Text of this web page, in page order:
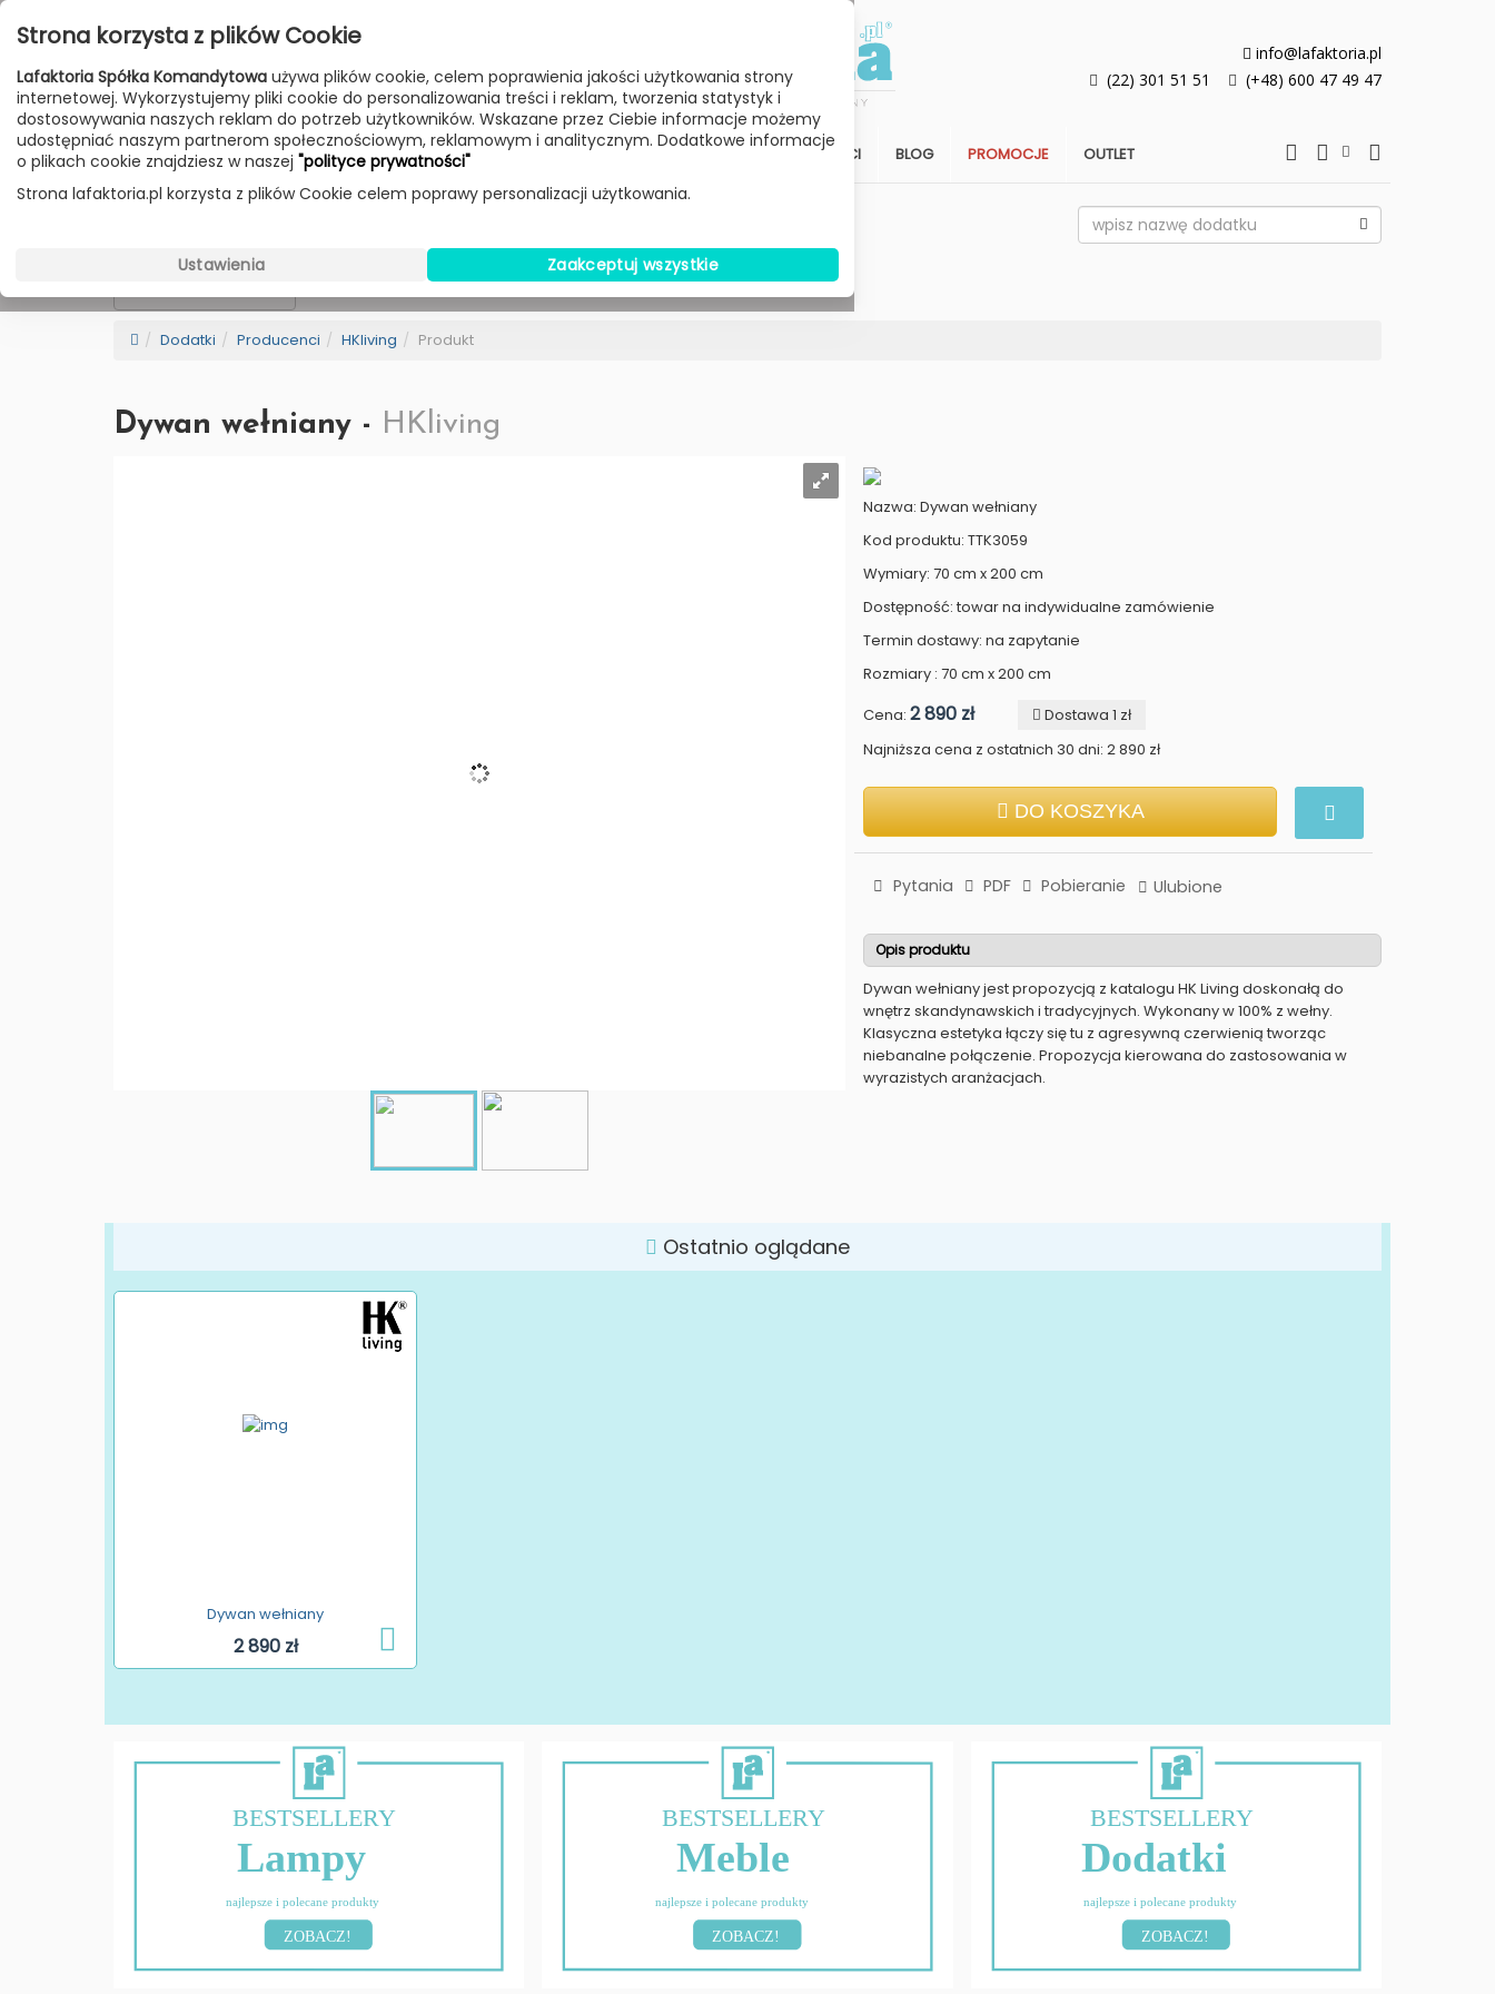
Przejdź do treści
Poniedziałek - Piątek 10:00-18:00
Sobota 10:00-14:00
info@lafaktoria.pl
(22) 301 51 51
(+48) 600 47 49 47
HOME LAMPY MEBLE DODATKI STREFA KLIENTA ARCHITEKCI BLOG PROMOCJE OUTLET
BESTSELLER W MAGAZYNIE
Dodatki Producenci HKliving Produkt
Dywan wełniany - HKliving
Nazwa: Dywan wełniany
Kod produktu: TTK3059
Wymiary: 70 cm x 200 cm
Dostępność: towar na indywidualne zamówienie
Termin dostawy: na zapytanie
Rozmiary : 70 cm x 200 cm
Cena:2 890 zł
Dostawa 1 zł
Najniższa cena z ostatnich 30 dni: 2 890 zł
DO KOSZYKA
Pytania PDF Pobieranie Ulubione
Opis produktu
Dywan wełniany jest propozycją z katalogu HK Living doskonałą do
wnętrz skandynawskich i tradycyjnych. Wykonany w 100% z wełny.
Klasyczna estetyka łączy się tu z agresywną czerwienią tworząc
niebanalne połączenie. Propozycja kierowana do zastosowania w
wyrazistych aranżacjach.
Ostatnio oglądane
Dywan wełniany
2 890 zł
BESTSELLERY
Lampy
najlepsze i polecane produkty
ZOBACZ!
BESTSELLERY
Meble
najlepsze i polecane produkty
ZOBACZ!
BESTSELLERY
Dodatki
najlepsze i polecane produkty
ZOBACZ!
Strona korzysta z plików Cookie
Lafaktoria Spółka Komandytowa używa plików cookie, celem poprawienia jakości użytkowania strony
internetowej. Wykorzystujemy pliki cookie do personalizowania treści i reklam, tworzenia statystyk i
dostosowywania naszych reklam do potrzeb użytkowników. Wskazane przez Ciebie informacje możemy
udostępniać naszym partnerom społecznościowym, reklamowym i analitycznym. Dodatkowe informacje
o plikach cookie znajdziesz w naszej "polityce prywatności"
Strona lafaktoria.pl korzysta z plików Cookie celem poprawy personalizacji użytkowania.
Zaakceptuj wszystkie
Ustawienia